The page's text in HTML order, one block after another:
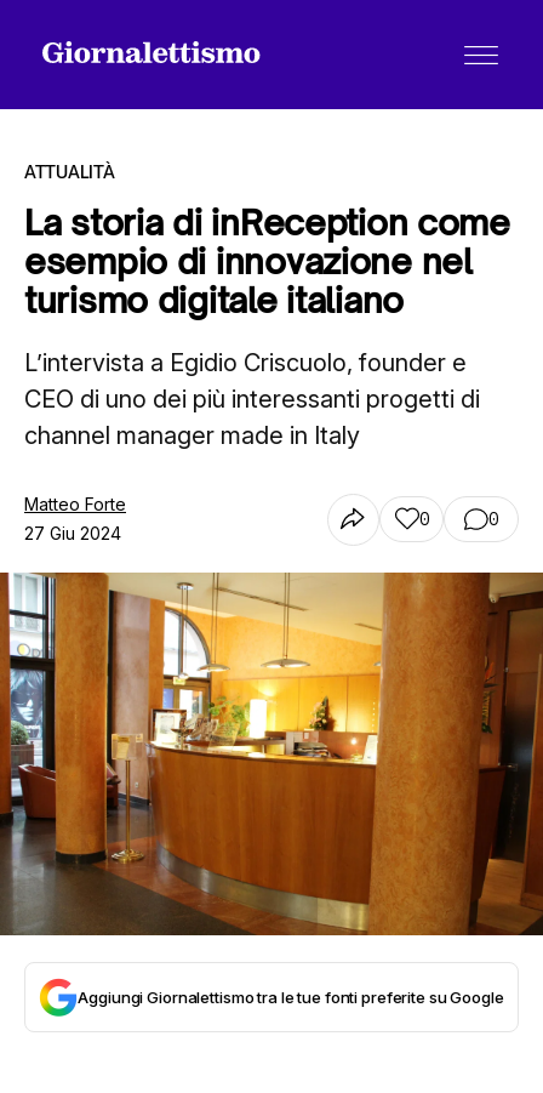
Tutti gli articoli
Chi siamo
ATTUALITÀ
La storia di inReception come
esempio di innovazione nel
turismo digitale italiano
L’intervista a Egidio Criscuolo, founder e
CEO di uno dei più interessanti progetti di
channel manager made in Italy
Matteo Forte
27 Giu 2024
0 0
Aggiungi Giornalettismo tra le tue fonti preferite su Google